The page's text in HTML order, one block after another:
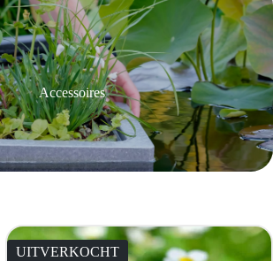
Accessoires
UITVERKOCHT